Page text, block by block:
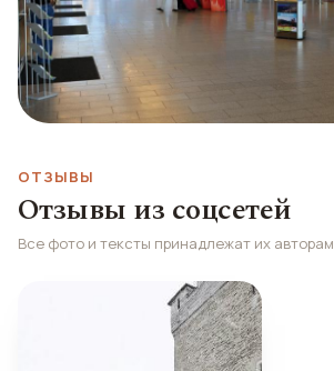
ОТЗЫВЫ
Отзывы из соцсетей
Все фото и тексты принадлежат их авторам